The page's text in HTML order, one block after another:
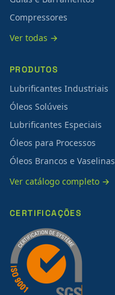
Compressores
Ver todas →
PRODUTOS
Lubrificantes Industriais
Óleos Solúveis
Lubrificantes Especiais
Óleos para Processos
Óleos Brancos e Vaselinas
Ver catálogo completo →
CERTIFICAÇÕES